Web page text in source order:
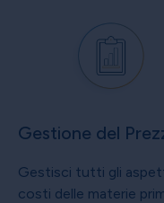
Gestione del
Gestisci tutti gli
costi delle materie